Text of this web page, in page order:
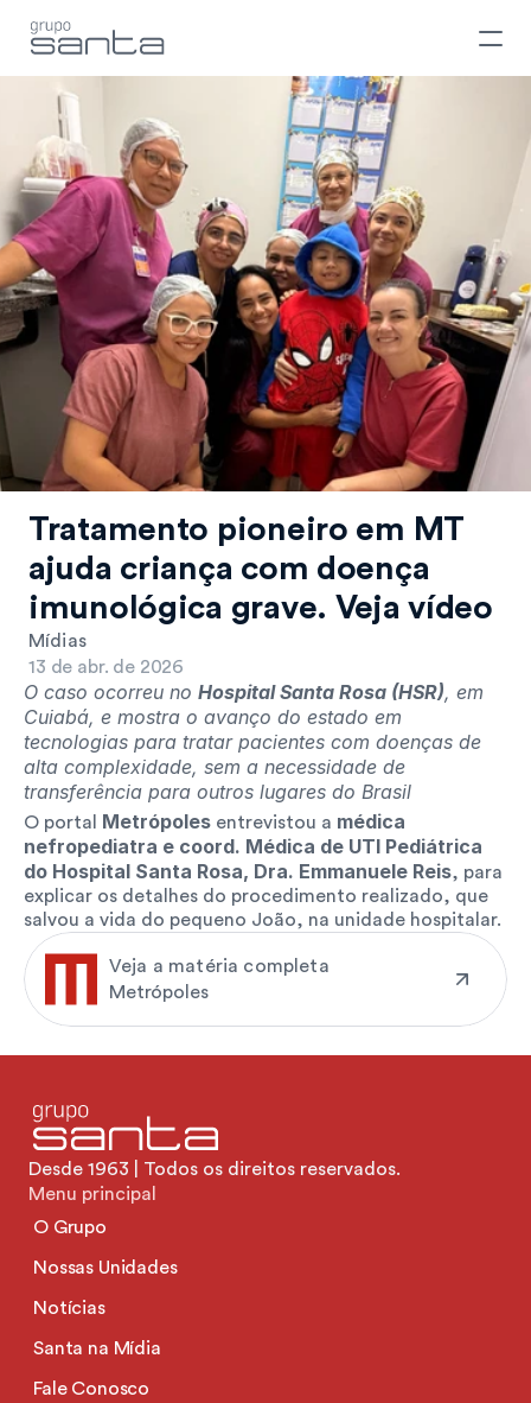
Tratamento pioneiro em MT
ajuda criança com doença
imunológica grave. Veja vídeo
Mídias
13 de abr. de 2026
O caso ocorreu no Hospital Santa Rosa (HSR), em
Cuiabá, e mostra o avanço do estado em
tecnologias para tratar pacientes com doenças de
alta complexidade, sem a necessidade de
transferência para outros lugares do Brasil
O portal Metrópoles entrevistou a médica
nefropediatra e coord. Médica de UTI Pediátrica
do Hospital Santa Rosa, Dra. Emmanuele Reis, para
explicar os detalhes do procedimento realizado, que
salvou a vida do pequeno João, na unidade hospitalar.
Veja a matéria completa
Metrópoles
Desde 1963 | Todos os direitos reservados.
Menu principal
O Grupo
Nossas Unidades
Notícias
Santa na Mídia
Fale Conosco